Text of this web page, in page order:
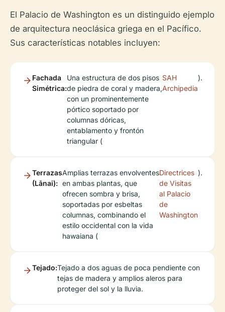
El Palacio de Washington es un distinguido ejemplo
de arquitectura neoclásica griega en el Pacífico.
Sus características notables incluyen:
Fachada
Simétrica:
Una estructura de dos pisos
de piedra de coral y madera,
con un prominentemente
pórtico soportado por
columnas dóricas,
entablamento y frontón
triangular (
SAH
Archipedia
).
Terrazas
(Lānai):
Amplias terrazas envolventes
en ambas plantas, que
ofrecen sombra y brisa,
soportadas por esbeltas
columnas, combinando el
estilo occidental con la vida
hawaiana (
Directrices
de Visitas
al Palacio
de
Washington
).
Tejado:Tejado a dos aguas de poca pendiente con
tejas de madera y amplios aleros para
proteger del sol y la lluvia.